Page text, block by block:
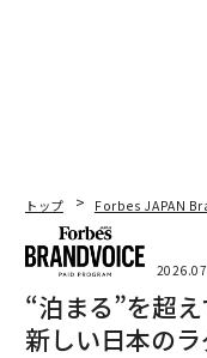
トップ Forbes JAPAN
“泊まる”を超
新しい日本のラ